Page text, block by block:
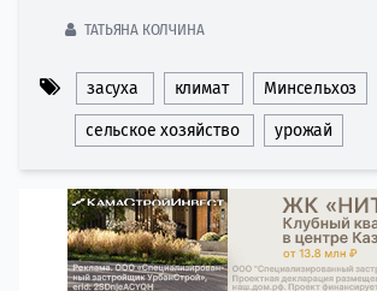
ТАТЬЯНА КОЛЧИНА
засуха климат Минсельхоз
сельское хозяйство урожай